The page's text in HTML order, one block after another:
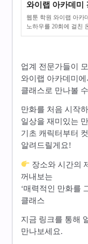
와이랩 아카데미
웹툰 학원 와이랩 아카
노하우를 20회에 걸친
업계 전문가들이
와이랩 아카데미
클래스로 만나볼
만화를 처음 시작
일상을 재미있는
기초 캐릭터부터
알려드릴게요!
장소와 시간의
꺼내보는
‘매력적인 만화를
클래스
지금 링크를 통해
만나보세요.